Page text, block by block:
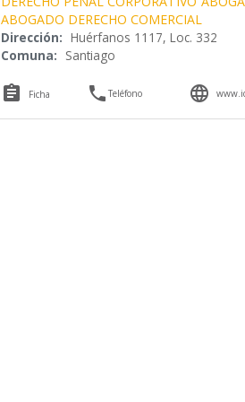
ABOGADO DERECHO COMERCIAL
Dirección: Huérfanos 1117, Loc. 332
Comuna: Santiago
 Ficha Teléfono 